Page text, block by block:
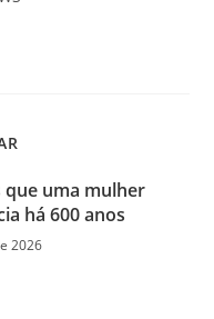
que uma mulher
há 600 anos
2026